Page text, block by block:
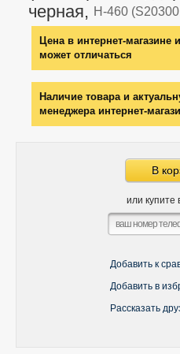
черная, H-460
Цена в интернет-магазине
может отличаться
Наличие товара и
менеджера интернет-
В
или купите
Добавить к
Добавить в
Рассказать